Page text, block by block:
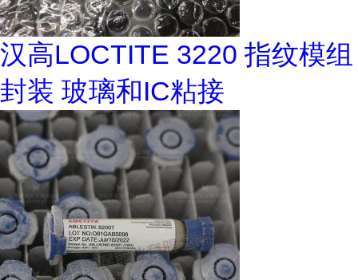
汉高LOCTITE 3220 指纹模组
封装 玻璃和IC粘接